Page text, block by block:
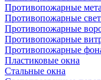
Противопожарные
Противопожарные
Противопожарные
Противопожарные
Противопожарные
Пластиковые окна
Стальные окна